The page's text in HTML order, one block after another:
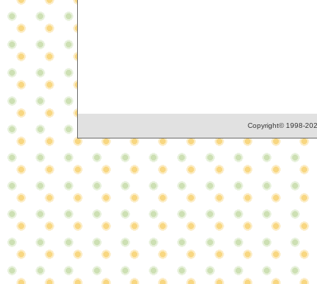
Copyright© 1998-